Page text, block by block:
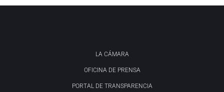
LA CÁMARA
OFICINA DE PRENSA
PORTAL DE TRANSPARENCIA